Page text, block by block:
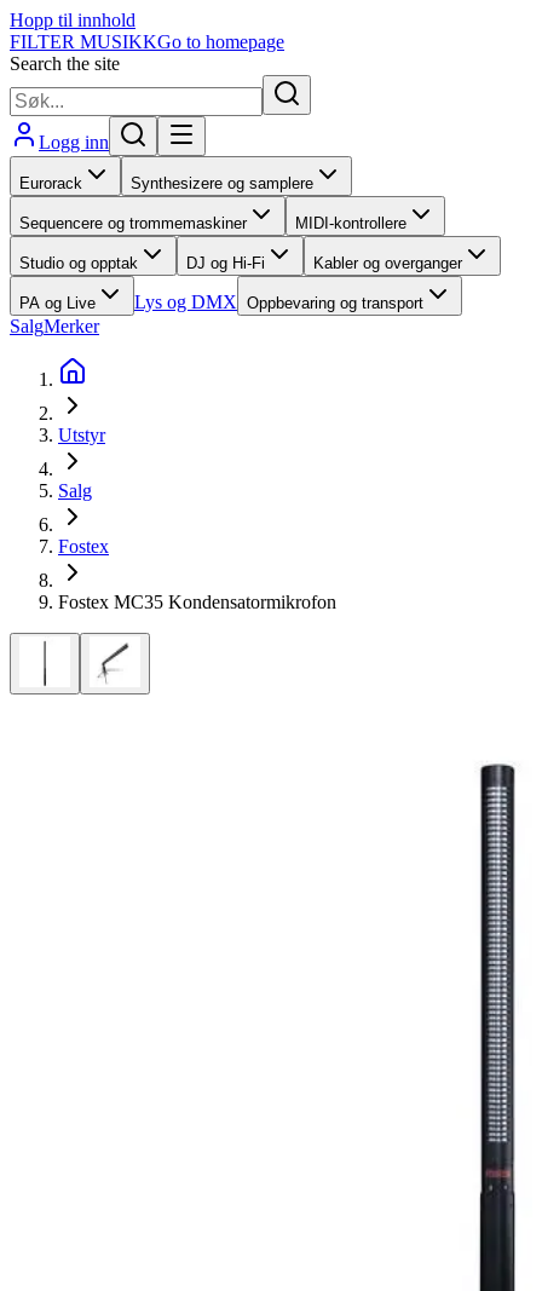
Hopp til innhold
FILTER MUSIKKGo to homepage
Search the site
Logg inn
Eurorack Synthesizere og samplere
Sequencere og trommemaskiner MIDI-kontrollere
Studio og opptak DJ og Hi-Fi Kabler og overganger
PA og Live Lys og DMX Oppbevaring og transport
SalgMerker
Utstyr
Salg
Fostex
Fostex MC35 Kondensatormikrofon